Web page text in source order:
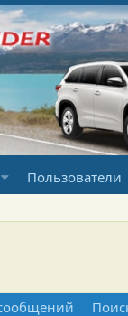
Пользователи